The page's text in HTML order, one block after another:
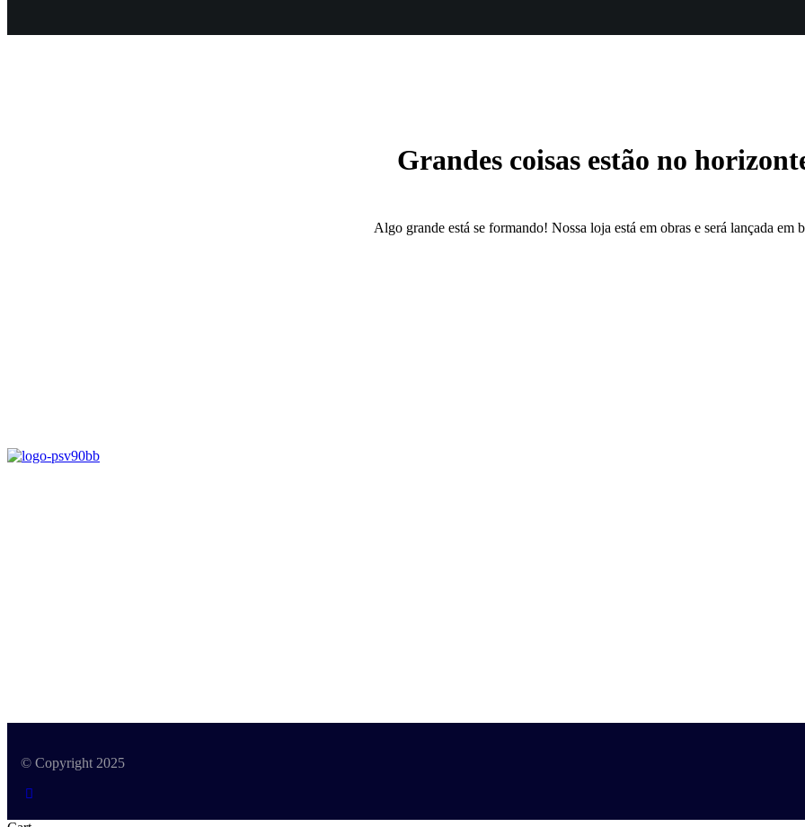
Grandes coisas estão no
Algo grande está se formando! Nossa loja está em obras e será lançada em
© Copyright 2025